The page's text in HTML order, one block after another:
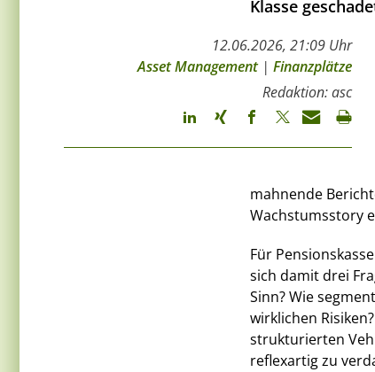
Klasse
12.06.2026, 21:09 Uhr
Asset Management| Finanzplätze
Redaktion: asc
mahnende
Wachstumsstory
Für
sich damit drei
Sinn? Wie
wirklichen
strukturierten
reflexartig zu